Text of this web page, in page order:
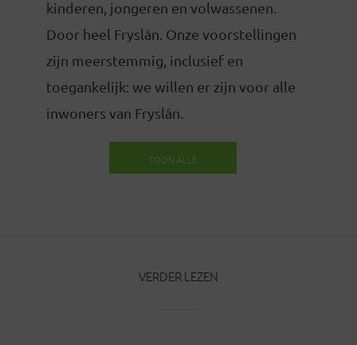
kinderen, jongeren en volwassenen.
Door heel Fryslân. Onze voorstellingen
zijn meerstemmig, inclusief en
toegankelijk: we willen er zijn voor alle
inwoners van Fryslân.
TOON ALLE
VERDER LEZEN